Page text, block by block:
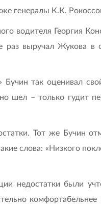
генералы К.К.
водителя Георгия
раз выручал Жукова
так оценивал
шел – только
Тот же Бучин
слова: «Низкого
недостатки были